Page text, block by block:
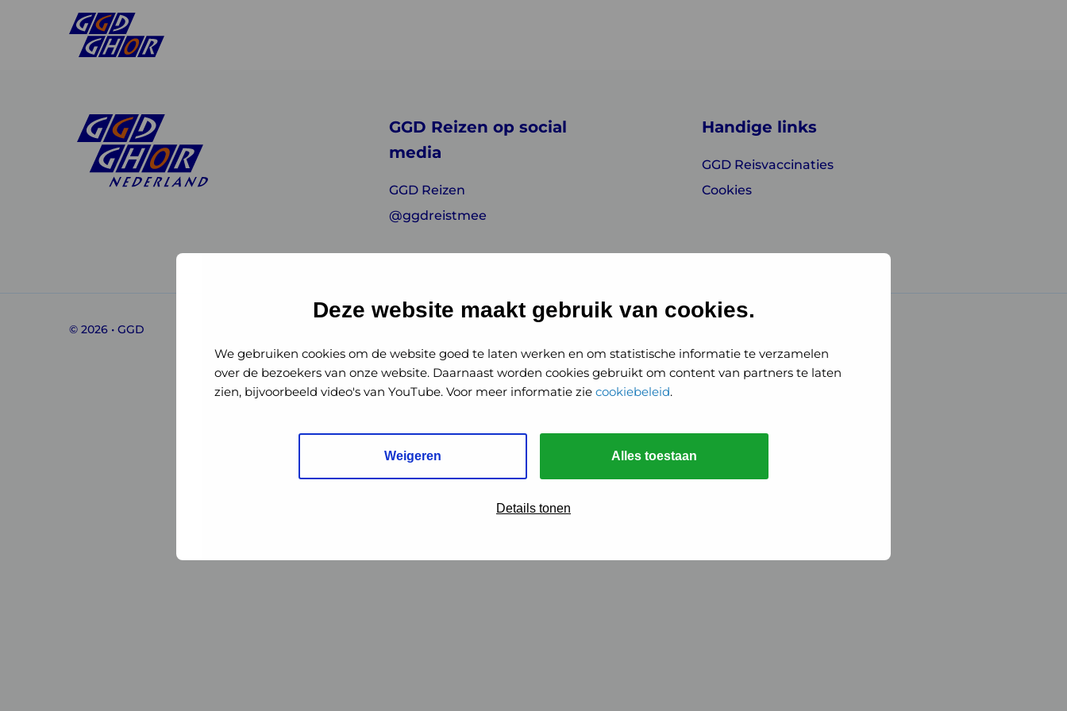
Deze website maakt gebruik van cookies.
We gebruiken cookies om de website goed te laten werken en om statistische informatie te verzamelen
over de bezoekers van onze website. Daarnaast worden cookies gebruikt om content van partners te laten
zien, bijvoorbeeld video's van YouTube. Voor meer informatie zie cookiebeleid.
Weigeren Alles toestaan
Details tonen
GHORGHOR
Nederland
GGD Reizen op social
media
GGD Reizen
@ggdreistmee
Handige links
GGD Reisvaccinaties
Cookies
© 2026 • GGD